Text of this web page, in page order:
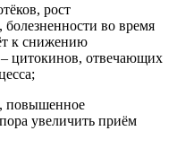
рост
во время
к снижению
цитокинов, отвечающих
повышенное
увеличить приём